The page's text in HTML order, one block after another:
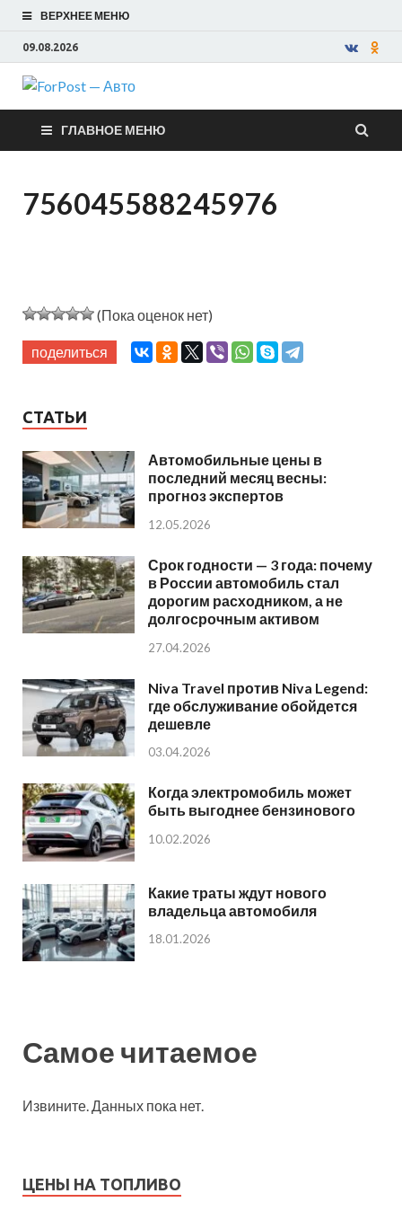
ВЕРХНЕЕ МЕНЮ
09.08.2026
ForPost —
Авто
ГЛАВНОЕ МЕНЮ
756045588245976
(Пока оценок нет)
поделиться
СТАТЬИ
Автомобильные цены в
последний месяц весны:
прогноз экспертов
12.05.2026
Срок годности — 3 года: почему
в России автомобиль стал
дорогим расходником, а не
долгосрочным активом
27.04.2026
Niva Travel против Niva Legend:
где обслуживание обойдется
дешевле
03.04.2026
Когда электромобиль может
быть выгоднее бензинового
10.02.2026
Какие траты ждут нового
владельца автомобиля
18.01.2026
Самое читаемое
Извините. Данных пока нет.
ЦЕНЫ НА ТОПЛИВО